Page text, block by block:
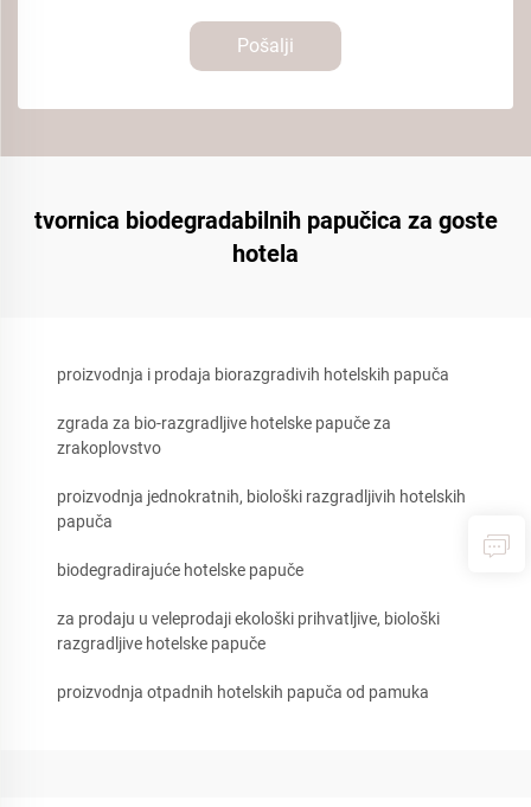
Pošalji
tvornica biodegradabilnih papučica za goste
hotela
proizvodnja i prodaja biorazgradivih hotelskih papuča
zgrada za bio-razgradljive hotelske papuče za
zrakoplovstvo
proizvodnja jednokratnih, biološki razgradljivih hotelskih
papuča
biodegradirajuće hotelske papuče
za prodaju u veleprodaji ekološki prihvatljive, biološki
razgradljive hotelske papuče
proizvodnja otpadnih hotelskih papuča od pamuka